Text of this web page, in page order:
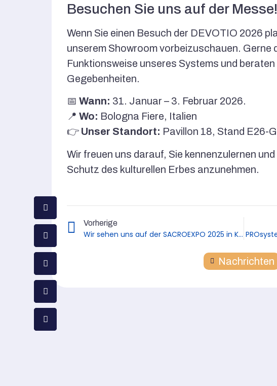
Besuchen Sie uns auf der Messe!
Wenn Sie einen Besuch der DEVOTIO 2026
unserem Showroom vorbeizuschauen. Gerne
Funktionsweise unseres Systems und beraten
Gegebenheiten.
📅 Wann: 31. Januar – 3. Februar 2026.
📍 Wo: Bologna Fiere, Italien
👉 Unser Standort: Pavillon 18, Stand E26-
Wir freuen uns darauf, Sie kennenzulernen
Schutz des kulturellen Erbes anzunehmen.
Vorherige
Wir sehen uns auf der SACROEXPO 2025 in Kielce!
Nachrichten